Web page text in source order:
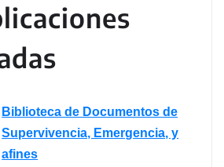
Biblioteca de Documentos de
Supervivencia, Emergencia, y
afines